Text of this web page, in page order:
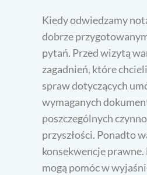
Kiedy odwiedzamy
dobrze
pytań. Przed wizytą
zagadnień, które
spraw dotyczących
wymaganych
poszczególnych
przyszłości. Ponadto
konsekwencje
mogą pomóc w